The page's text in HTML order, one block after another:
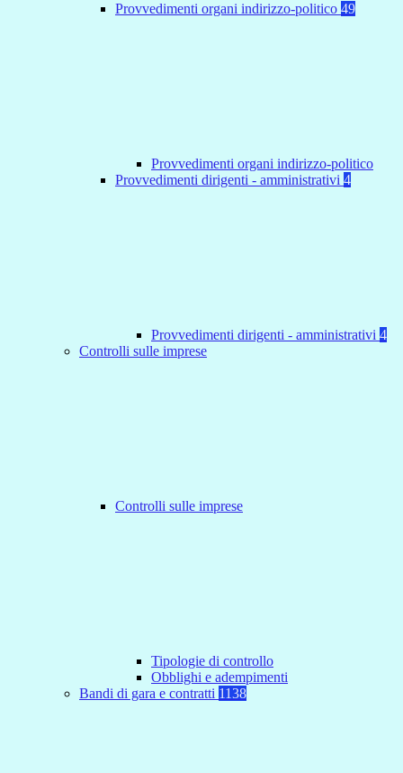
Provvedimenti organi indirizzo-politico 49
Provvedimenti organi indirizzo-politico
Provvedimenti dirigenti - amministrativi 4
Provvedimenti dirigenti - amministrativi 4
Controlli sulle imprese
Controlli sulle imprese
Tipologie di controllo
Obblighi e adempimenti
Bandi di gara e contratti 1138